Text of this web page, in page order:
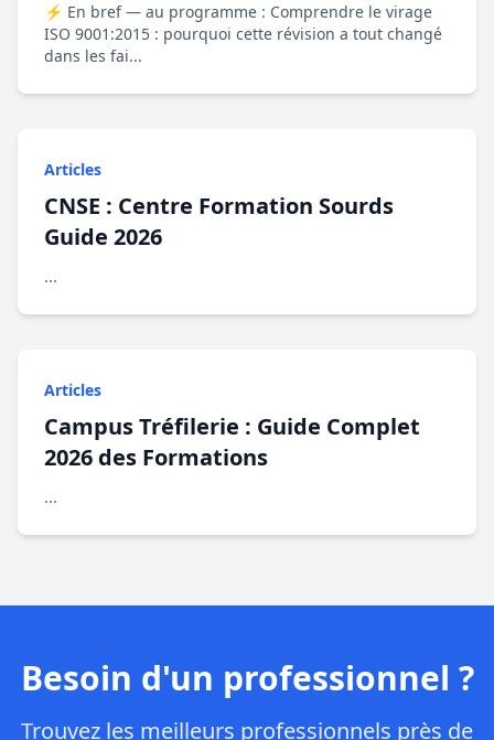
⚡ En bref — au programme : Comprendre le virage
ISO 9001:2015 : pourquoi cette révision a tout changé
dans les fai...
Articles
CNSE : Centre Formation Sourds
Guide 2026
...
Articles
Campus Tréfilerie : Guide Complet
2026 des Formations
...
Besoin d'un professionnel ?
Trouvez les meilleurs professionnels près de